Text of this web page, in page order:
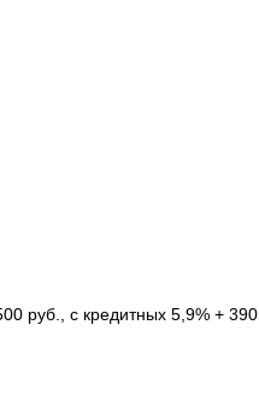
руб., с кредитных 5,9% + 390